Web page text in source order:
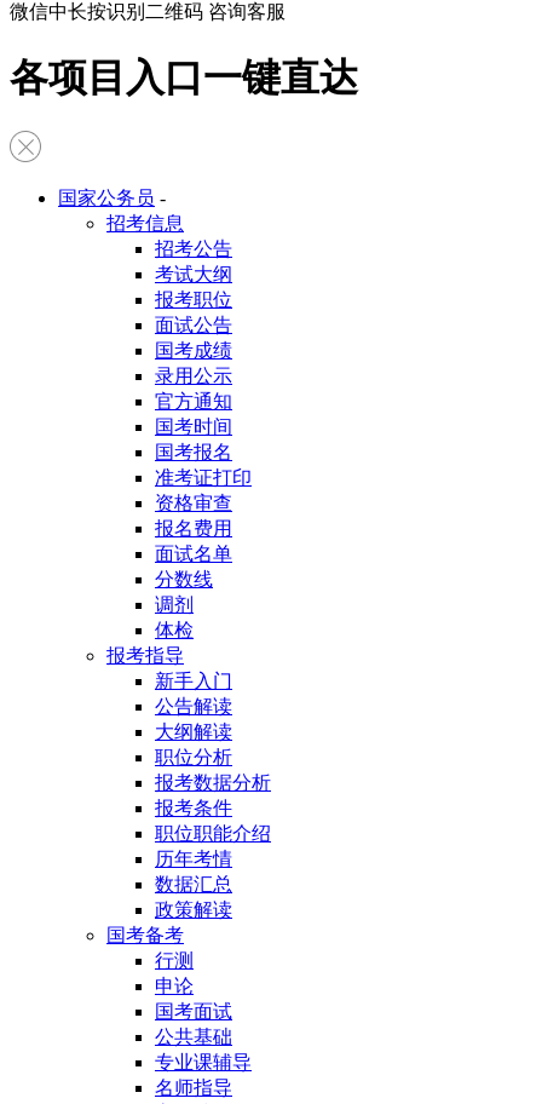
微信中长按识别二维码 咨询客服
各项目入口一键直达
国家公务员 -
招考信息
招考公告
考试大纲
报考职位
面试公告
国考成绩
录用公示
官方通知
国考时间
国考报名
准考证打印
资格审查
报名费用
面试名单
分数线
调剂
体检
报考指导
新手入门
公告解读
大纲解读
职位分析
报考数据分析
报考条件
职位职能介绍
历年考情
数据汇总
政策解读
国考备考
行测
申论
国考面试
公共基础
专业课辅导
名师指导